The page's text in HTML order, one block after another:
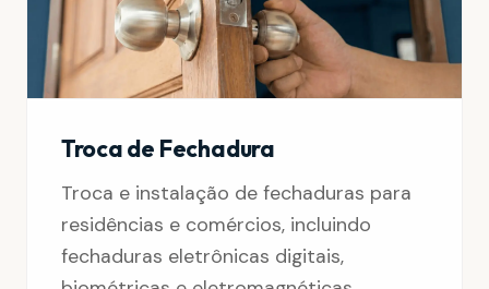
Troca de Fechadura
Troca e instalação de fechaduras para
residências e comércios, incluindo
fechaduras eletrônicas digitais,